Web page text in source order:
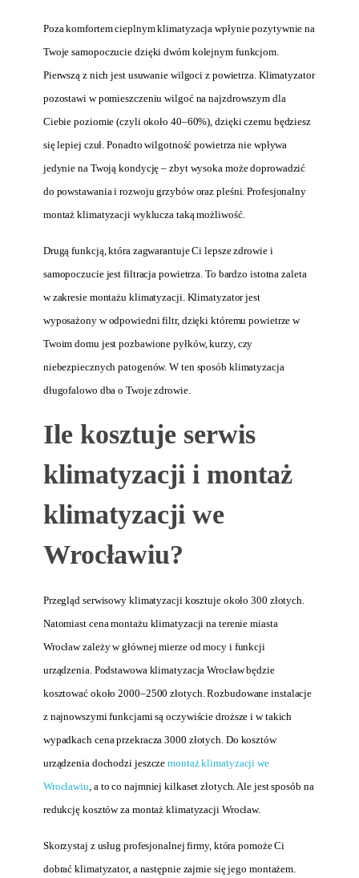
Poza komfortem cieplnym klimatyzacja wpłynie pozytywnie na
Twoje samopoczucie dzięki dwóm kolejnym funkcjom.
Pierwszą z nich jest usuwanie wilgoci z powietrza. Klimatyzator
pozostawi w pomieszczeniu wilgoć na najzdrowszym dla
Ciebie poziomie (czyli około 40–60%), dzięki czemu będziesz
się lepiej czuł. Ponadto wilgotność powietrza nie wpływa
jedynie na Twoją kondycję – zbyt wysoka może doprowadzić
do powstawania i rozwoju grzybów oraz pleśni. Profesjonalny
montaż klimatyzacji wyklucza taką możliwość.
Drugą funkcją, która zagwarantuje Ci lepsze zdrowie i
samopoczucie jest filtracja powietrza. To bardzo istotna zaleta
w zakresie montażu klimatyzacji. Klimatyzator jest
wyposażony w odpowiedni filtr, dzięki któremu powietrze w
Twoim domu jest pozbawione pyłków, kurzy, czy
niebezpiecznych patogenów. W ten sposób klimatyzacja
długofalowo dba o Twoje zdrowie.
Ile kosztuje serwis
klimatyzacji i montaż
klimatyzacji we
Wrocławiu?
Przegląd serwisowy klimatyzacji kosztuje około 300 złotych.
Natomiast cena montażu klimatyzacji na terenie miasta
Wrocław zależy w głównej mierze od mocy i funkcji
urządzenia. Podstawowa klimatyzacja Wrocław będzie
kosztować około 2000–2500 złotych. Rozbudowane instalacje
z najnowszymi funkcjami są oczywiście droższe i w takich
wypadkach cena przekracza 3000 złotych. Do kosztów
urządzenia dochodzi jeszcze montaż klimatyzacji we
Wrocławiu , a to co najmniej kilkaset złotych. Ale jest sposób na
redukcję kosztów za montaż klimatyzacji Wrocław.
Skorzystaj z usług profesjonalnej firmy, która pomoże Ci
dobrać klimatyzator, a następnie zajmie się jego montażem.